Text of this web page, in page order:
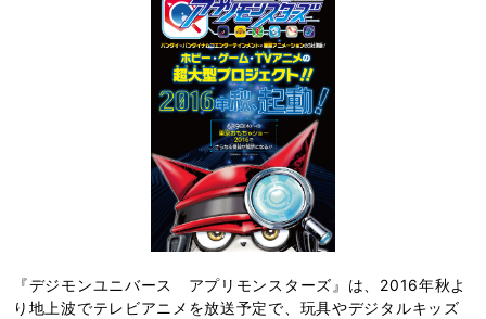
『デジモンユニバース アプリモンスターズ』は、2016年秋よ
り地上波でテレビアニメを放送予定で、玩具やデジタルキッズ